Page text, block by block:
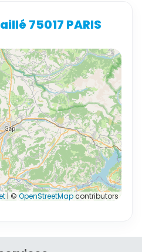
75017 PARIS
| © OpenStreetMapcontributors